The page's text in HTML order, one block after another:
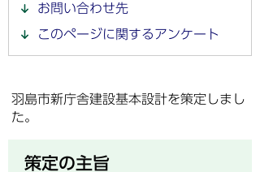
お問い合わせ先
このページに関するアンケート
羽島市新庁舎建設基本設計を策定しまし
た。
策定の主旨